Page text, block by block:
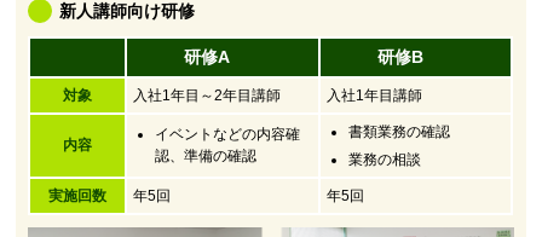
新人講師向け研修
研修A 研修B
対象 入社1年目～2年目講師 入社1年目講師
内容
イベントなどの内容確
認、準備の確認
書類業務の確認
業務の相談
実施回数 年5回 年5回